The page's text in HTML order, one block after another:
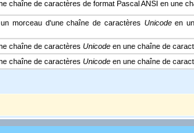
chaîne de caractères de format Pascal ANSI en une
morceau d'une chaîne de caractères Unicodeen
chaîne de caractères Unicode en une chaîne de
chaîne de caractères Unicode en une chaîne de